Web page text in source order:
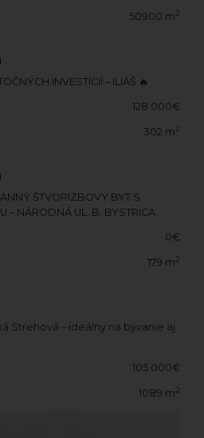
50900 m2
INVESTÍCIÍ – ILIÁŠ 🔥
128 000€
302 m2
ŠTVORIZBOVÝ BYT S
– NÁRODNÁ UL, B. BYSTRICA
0€
179 m2
Strehová – ideálny na bývanie aj
105 000€
1089 m2